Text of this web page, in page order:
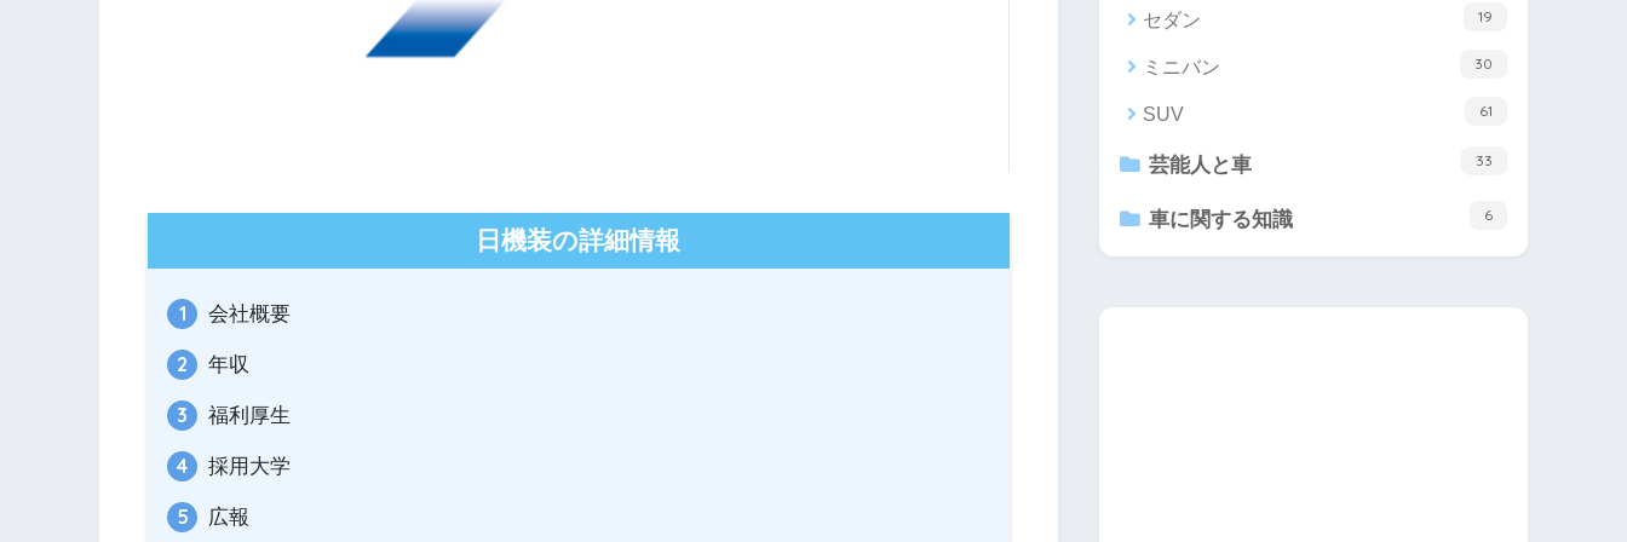
日機装の詳細情報
会社概要
年収
福利厚生
採用大学
広報
セダン 19
ミニバン 30
SUV 61
芸能人と車 33
車に関する知識 6